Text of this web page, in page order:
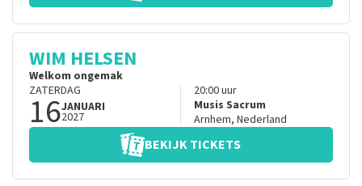
WIM HELSEN
Welkom ongemak
ZATERDAG
16JANUARI
2027
20:00uur
Musis Sacrum
Arnhem, Nederland
BEKIJK TICKETS